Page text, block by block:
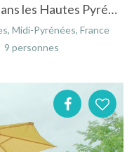
Location maison à Sarrancolin dans les Hautes Pyrénées
Midi-Pyrénées, France
9 personnes